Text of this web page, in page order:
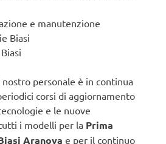
e manutenzione
Biasi
personale è in continua
corsi di aggiornamento
e le nuove
i modelli per la Prima
Aranova e per il continuo